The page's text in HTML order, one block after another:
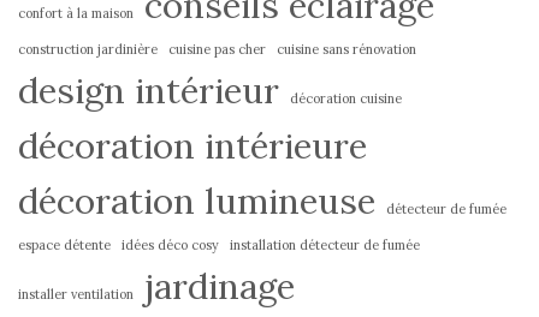
confort à la maison
construction jardinière cuisine pas cher cuisine sans rénovation
design intérieur décoration cuisine
décoration intérieure
décoration lumineuse
détecteur de fumée
espace détente idées déco cosy installation détecteur de fumée
installer ventilation
jardinage